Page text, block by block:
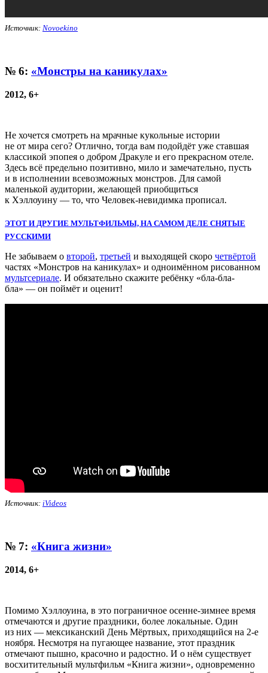
Источник: Novoekino
№ 6: «Монстры на каникулах»
2012, 6+
Не хочется смотреть на мрачные кукольные истории
не от мира сего? Отлично, тогда вам подойдёт уже ставшая
классикой эпопея о добром Дракуле и его прекрасном отеле.
Здесь всё предельно позитивно, мило и замечательно, пусть
и в исполнении всевозможных монстров. Для самой
маленькой аудитории, желающей приобщиться
к Хэллоуину — то, что Человек-невидимка прописал.
ЭТОТ И ДРУГИЕ МУЛЬТФИЛЬМЫ, НА САМОМ ДЕЛЕ СНЯТЫЕ
РУССКИМИ
Не забываем о второй, третьей и выходящей скоро четвёртой
частях «Монстров на каникулах» и одноимённом рисованном
мультсериале. И обязательно скажите ребёнку «бла-бла-
бла» — он поймёт и оценит!
Источник: iVideos
№ 7: «Книга жизни»
2014, 6+
Помимо Хэллоуина, в это пограничное осенне-зимнее время
отмечаются и другие праздники, более локальные. Один
из них — мексиканский День Мёртвых, приходящийся на 2-е
ноября. Несмотря на пугающее название, этот праздник
отмечают пышно, красочно и радостно. И о нём существует
восхитительный мультфильм «Книга жизни», одновременно